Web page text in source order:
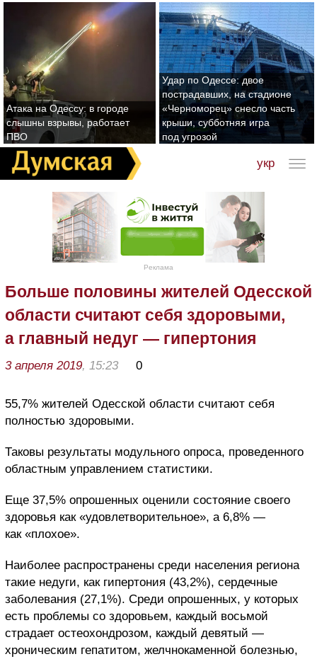
Атака на Одессу: в городе
слышны взрывы, работает
ПВО
Удар по Одессе: двое
пострадавших, на стадионе
«Черноморец» снесло часть
крыши, субботняя игра
под угрозой
укр
Реклама
Больше половины жителей Одесской
области считают себя здоровыми,
а главный недуг — гипертония
3 апреля 2019, 15:23 0
55,7% жителей Одесской области считают себя
полностью здоровыми.
Таковы результаты модульного опроса, проведенного
областным управлением статистики.
Еще 37,5% опрошенных оценили состояние своего
здоровья как «удовлетворительное», а 6,8% —
как «плохое».
Наиболее распространены среди населения региона
такие недуги, как гипертония (43,2%), сердечные
заболевания (27,1%). Среди опрошенных, у которых
есть проблемы со здоровьем, каждый восьмой
страдает остеохондрозом, каждый девятый —
хроническим гепатитом, желчнокаменной болезнью,